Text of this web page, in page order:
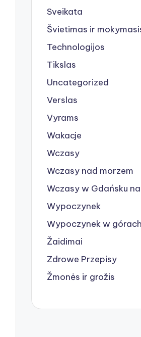
Sveikata
Švietimas ir
Technologijos
Tikslas
Uncategorized
Verslas
Vyrams
Wakacje
Wczasy
Wczasy nad morzem
Wczasy w Gdańsku
Wypoczynek
Wypoczynek w górach
Žaidimai
Zdrowe Przepisy
Žmonės ir grožis